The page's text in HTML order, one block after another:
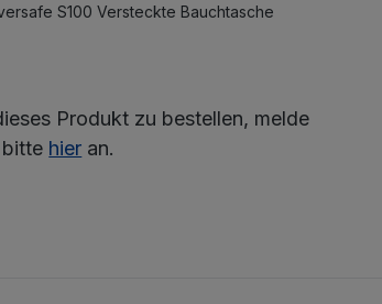
S100 Versteckte Bauchtasche
Produkt zu bestellen, melde
hier an.